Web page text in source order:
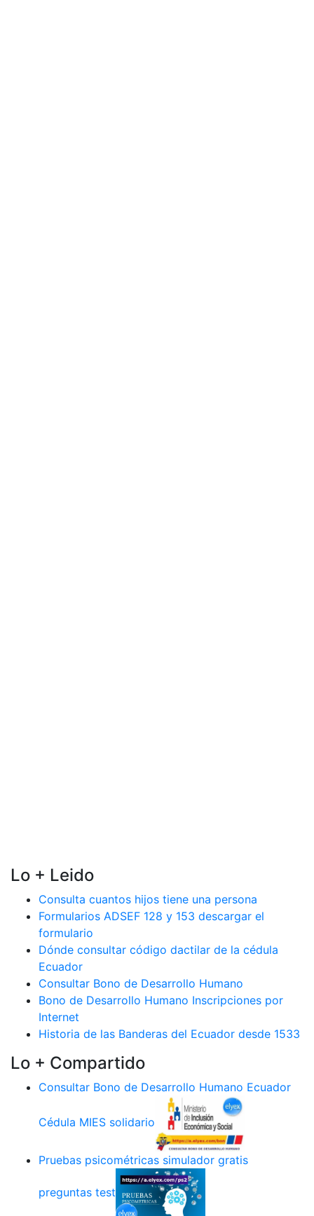
Lo + Leido
Consulta cuantos hijos tiene una persona
Formularios ADSEF 128 y 153 descargar el
formulario
Dónde consultar código dactilar de la cédula
Ecuador
Consultar Bono de Desarrollo Humano
Bono de Desarrollo Humano Inscripciones por
Internet
Historia de las Banderas del Ecuador desde 1533
Lo + Compartido
Consultar Bono de Desarrollo Humano Ecuador
Cédula MIES solidario
Pruebas psicométricas simulador gratis
preguntas test